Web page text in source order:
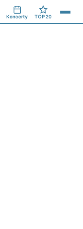
Koncerty TOP 20